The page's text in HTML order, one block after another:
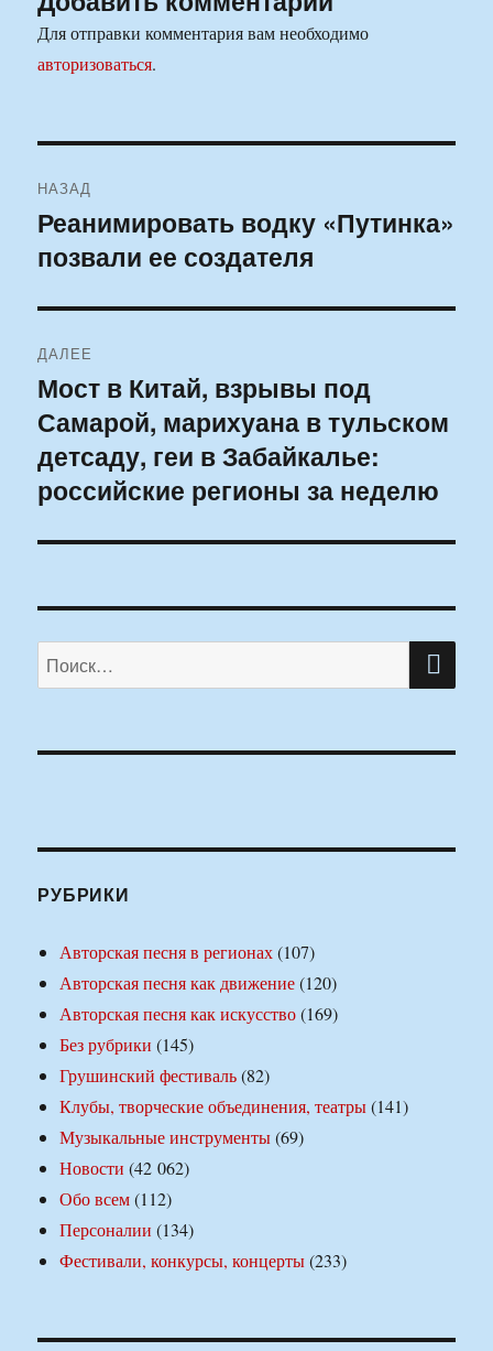
Для отправки комментария вам необходимо
авторизоваться.
по
записям
НАЗАД
Предыдущая
запись:
Реанимировать водку «Путинка»
позвали ее создателя
ДАЛЕЕ
Следующая
запись:
Мост в Китай, взрывы под
Самарой, марихуана в тульском
детсаду, геи в Забайкалье:
российские регионы за неделю
Искать:
РУБРИКИ
Авторская песня в регионах(107)
Авторская песня как движение(120)
Авторская песня как искусство(169)
Без рубрики (145)
Грушинский фестиваль(82)
Клубы, творческие объединения, театры(141)
Музыкальные инструменты(69)
Новости (42 062)
Обо всем(112)
Персоналии (134)
Фестивали, конкурсы, концерты(233)